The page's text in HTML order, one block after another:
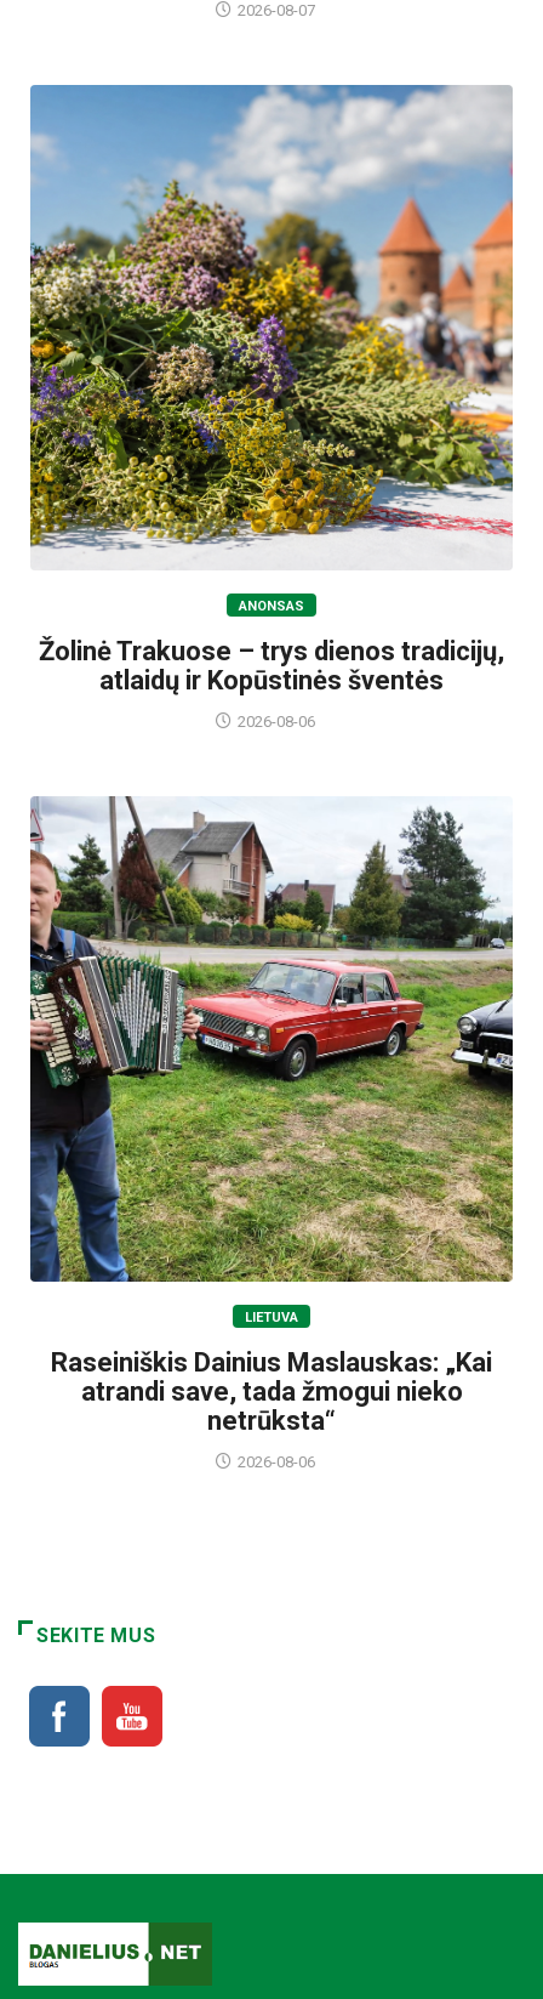
2026-08-07
ANONSAS
Žolinė Trakuose – trys dienos tradicijų,
atlaidų ir Kopūstinės šventės
2026-08-06
LIETUVA
Raseiniškis Dainius Maslauskas: „Kai
atrandi save, tada žmogui nieko
netrūksta“
2026-08-06
SEKITE MUS